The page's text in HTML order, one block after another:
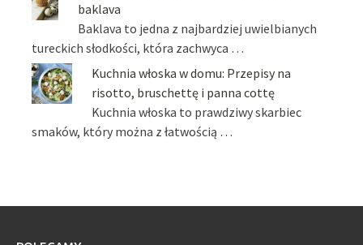
baklava
Baklava to jedna z najbardziej uwielbianych
tureckich słodkości, która zachwyca …
Kuchnia włoska w domu: Przepisy na
risotto, bruschettę i panna cottę
Kuchnia włoska to prawdziwy skarbiec
smaków, który można z łatwością …